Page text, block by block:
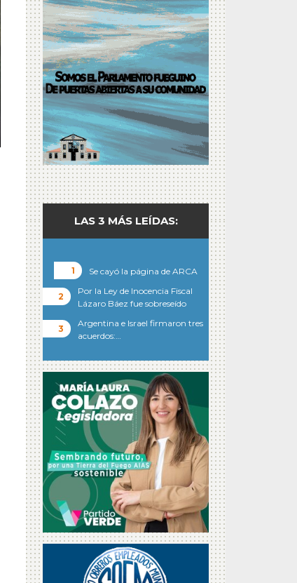
LAS 3 MÁS LEÍDAS:
Se cayó la página de ARCA
Por la Ley de Inocencia Fiscal
Lázaro Báez fue sobreseído
Argentina e Israel firmaron tres
acuerdos:…